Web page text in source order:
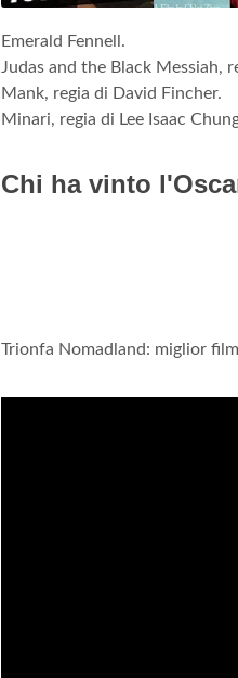
Emerald Fennell.
Judas and the Black Messiah,
Mank, regia di David Fincher.
Minari, regia di Lee Isaac
Chi ha vinto
Trionfa Nomadland: miglior